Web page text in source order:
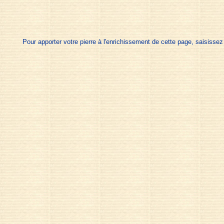
Pour apporter votre pierre à l'enrichissement de cette page,